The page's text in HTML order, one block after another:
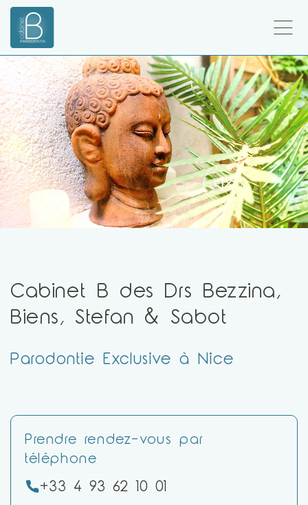
Cabinet B des Drs Bezzina,
Biens, Stefan & Sabot
Parodontie Exclusive à Nice
Prendre rendez-vous par
téléphone
+33 4 93 62 10 01